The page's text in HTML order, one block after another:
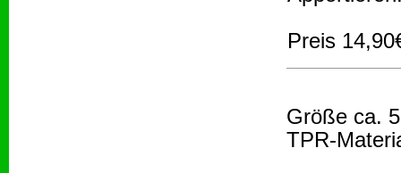
Preis
Größe ca.
TPR-